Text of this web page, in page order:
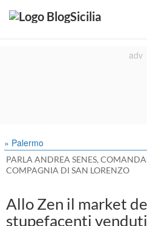
» Palermo
PARLA ANDREA SENES,
COMPAGNIA DI SAN LORENZO
Allo Zen il market
stupefacenti